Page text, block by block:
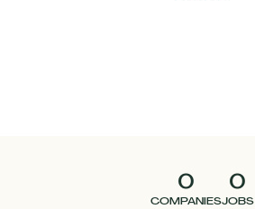
0
COMPANIES
0
JOBS